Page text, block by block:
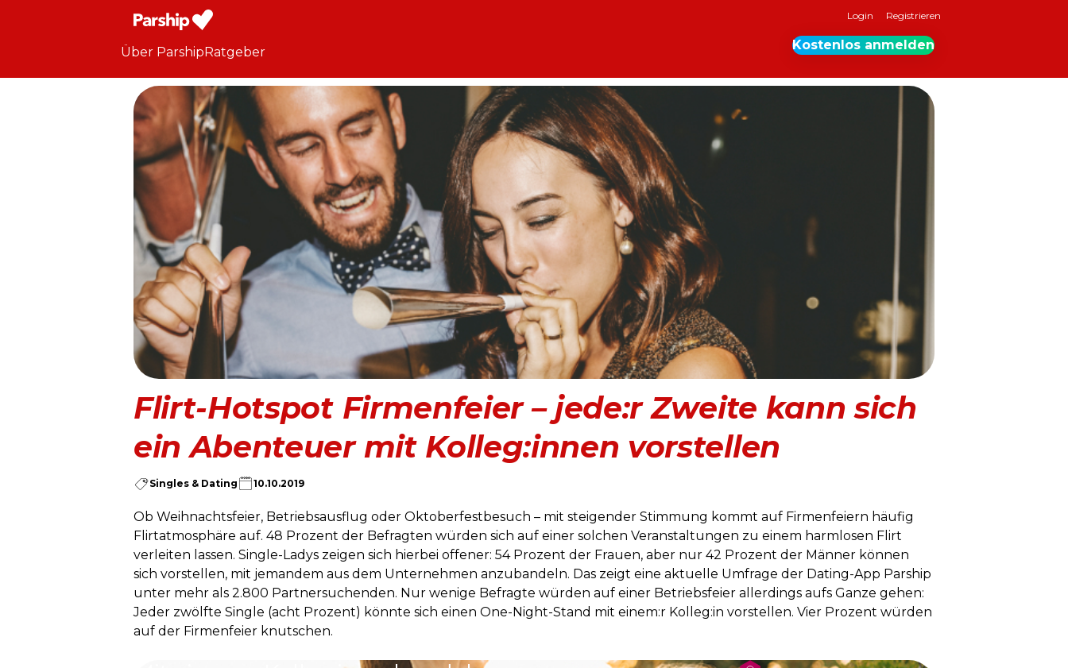
Login Registrieren
Über ParshipRatgeber Kostenlos anmelden
Flirt-Hotspot Firmenfeier – jede:r Zweite kann sich
ein Abenteuer mit Kolleg:innen vorstellen
Singles & Dating 10.10.2019
Ob Weihnachtsfeier, Betriebsausflug oder Oktoberfestbesuch – mit steigender Stimmung kommt auf Firmenfeiern häufig
Flirtatmosphäre auf. 48 Prozent der Befragten würden sich auf einer solchen Veranstaltungen zu einem harmlosen Flirt
verleiten lassen. Single-Ladys zeigen sich hierbei offener: 54 Prozent der Frauen, aber nur 42 Prozent der Männer können
sich vorstellen, mit jemandem aus dem Unternehmen anzubandeln. Das zeigt eine aktuelle Umfrage der Dating-App Parship
unter mehr als 2.800 Partnersuchenden. Nur wenige Befragte würden auf einer Betriebsfeier allerdings aufs Ganze gehen:
Jeder zwölfte Single (acht Prozent) könnte sich einen One-Night-Stand mit einem:r Kolleg:in vorstellen. Vier Prozent würden
auf der Firmenfeier knutschen.